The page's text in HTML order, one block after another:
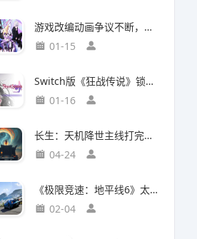
游戏改编动画争议不断，编剧被踢出局背后竟有隐情
01-15
Switch版《狂战传说》锁定30帧，次世代主机却能60帧流畅运行，差距背后有何玄机？
01-16
长生：天机降世主线打完了，说一下大概情况吧
04-24
《极限竞速：地平线6》太真实震惊玩家：这跟现实的日本一样！
02-04